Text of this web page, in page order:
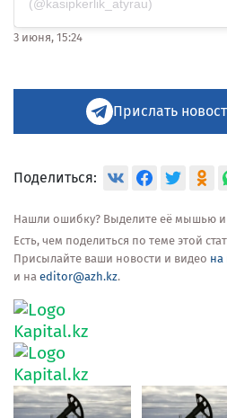
(@kasipkerlik_atyrau)
3 июня, 15:24
Прислать
Поделиться:
Нашли ошибку? Выделите её мышью и
Есть, чем поделиться по теме этой
Присылайте ваши новости и видео на
и на editor@azh.kz.